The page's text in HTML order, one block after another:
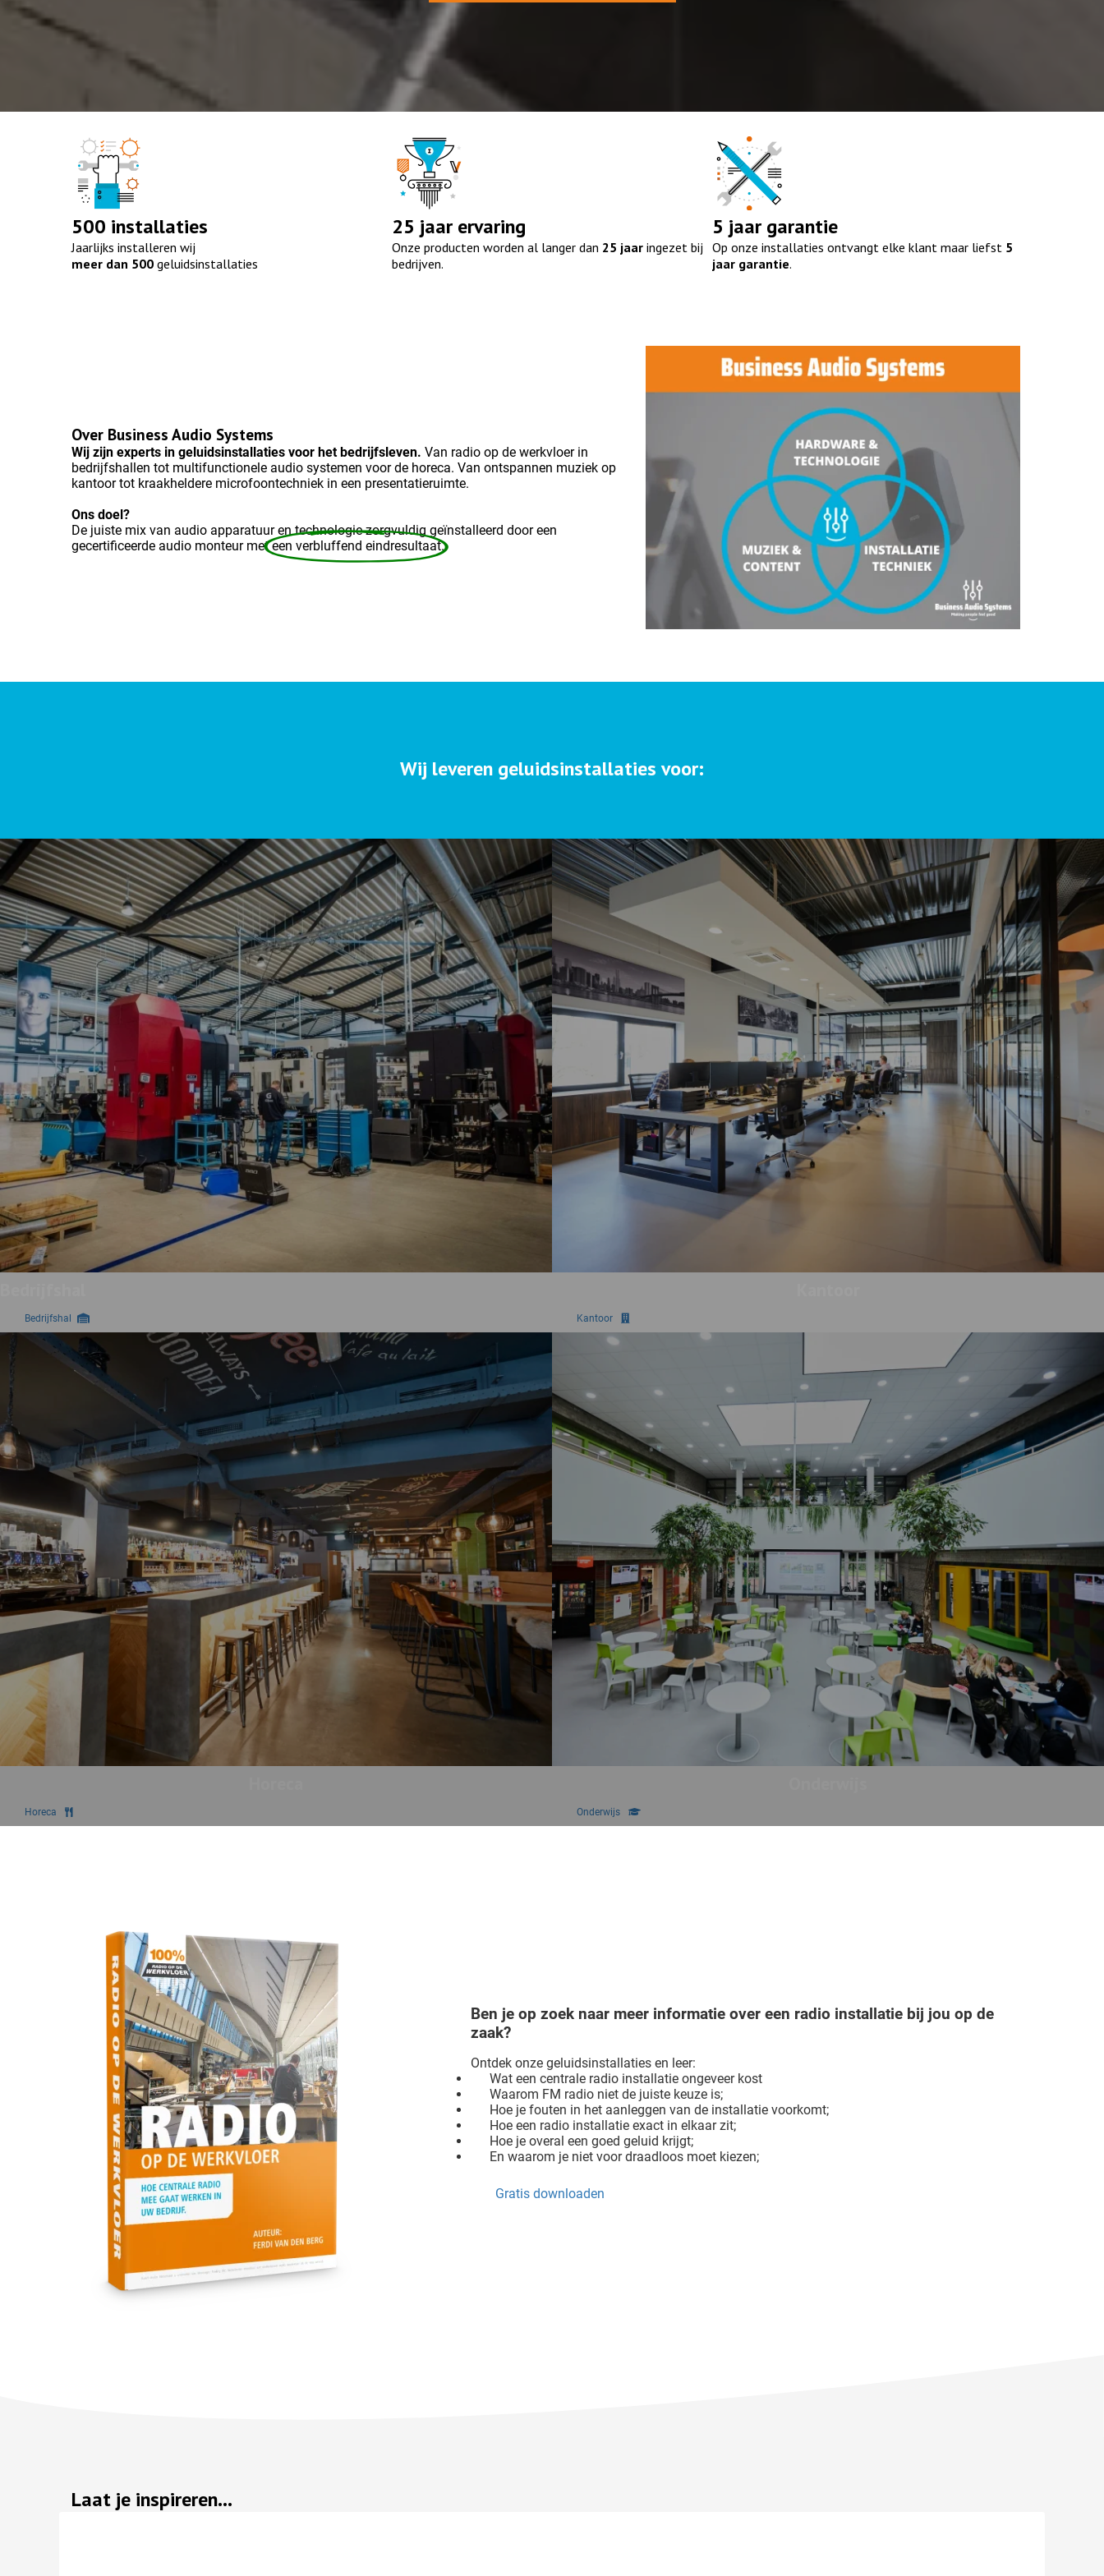
500 installaties
Jaarlijks installeren wij
meer dan 500 geluidsinstallaties
25 jaar ervaring
Onze producten worden al langer dan 25 jaar ingezet bij
bedrijven.
5 jaar garantie
Op onze installaties ontvangt elke klant maar liefst 5
jaar garantie.
Over Business Audio Systems
Wij zijn experts in geluidsinstallaties voor het bedrijfsleven. Van radio op de werkvloer in
bedrijfshallen tot multifunctionele audio systemen voor de horeca. Van ontspannen muziek op
kantoor tot kraakheldere microfoontechniek in een presentatieruimte.
Ons doel?
De juiste mix van audio apparatuur en technologie zorgvuldig geïnstalleerd door een
gecertificeerde audio monteur meteen verbluffend eindresultaat.
Wij leveren geluidsinstallaties voor:
Bedrijfshal Kantoor
Horeca Onderwijs
Ben je op zoek naar meer informatie over een radio installatie bij jou op de
zaak?
Ontdek onze geluidsinstallaties en leer:
Wat een centrale radio installatie ongeveer kost
Waarom FM radio niet de juiste keuze is;
Hoe je fouten in het aanleggen van de installatie voorkomt;
Hoe een radio installatie exact in elkaar zit;
Hoe je overal een goed geluid krijgt;
En waarom je niet voor draadloos moet kiezen;
Gratis downloaden
Laat je inspireren...